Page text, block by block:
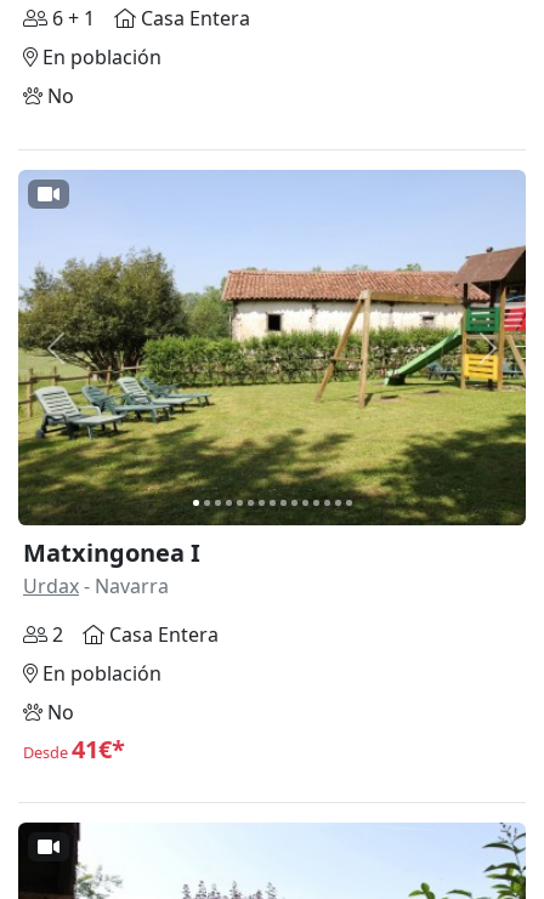
6 + 1
Casa Entera
En población
No
Anterior
Matxingonea I
Urdax- Navarra
2
Casa Entera
En población
No
Desde41€*